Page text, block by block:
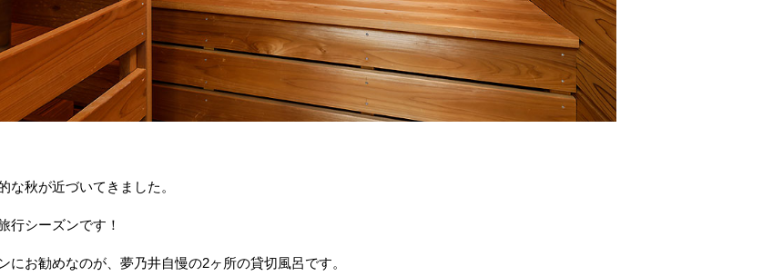
な秋が近づいてきました。
行シーズンです！
にお勧めなのが、夢乃井自慢の2ヶ所の貸切風呂です。